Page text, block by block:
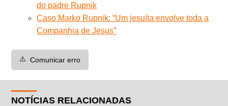
do padre Rupnik
Caso Marko Rupnik: “Um jesuíta envolve toda a
Companhia de Jesus”
⚠️ Comunicar erro
NOTÍCIAS RELACIONADAS